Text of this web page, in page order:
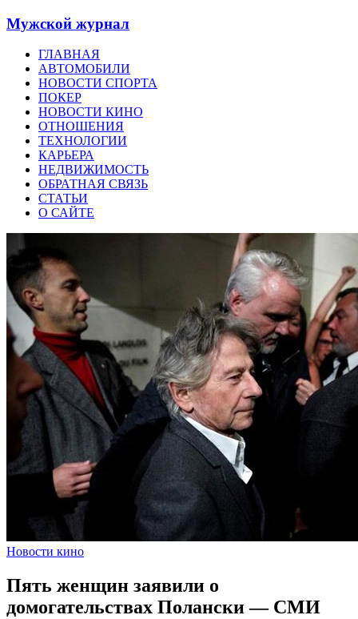
Мужской журнал
ГЛАВНАЯ
АВТОМОБИЛИ
НОВОСТИ СПОРТА
ПОКЕР
НОВОСТИ КИНО
ОТНОШЕНИЯ
ТЕХНОЛОГИИ
КАРЬЕРА
НЕДВИЖИМОСТЬ
ОБРАТНАЯ СВЯЗЬ
СТАТЬИ
О САЙТЕ
Новости кино
Пять женщин заявили о
домогательствах Полански — СМИ